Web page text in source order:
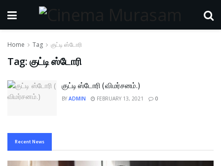
Home Tag குட்டி ஸ்டோரி
Tag:குட்டி ஸ்டோரி
குட்டி ஸ்டோரி ( விமர்சனம்.)
BY ADMIN FEBRUARY 13, 2021 0
Recent News